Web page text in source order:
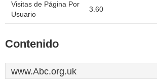
Visitas de Página Por
Usuario
3.60
Contenido
www.Abc.org.uk